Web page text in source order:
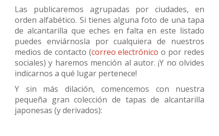
Las publicaremos agrupadas por ciudades, en
orden alfabético. Si tienes alguna foto de una tapa
de alcantarilla que eches en falta en este listado
puedes enviárnosla por cualquiera de nuestros
medios de contacto (correo electrónico o por redes
sociales) y haremos mención al autor. ¡Y no olvides
indicarnos a qué lugar pertenece!
Y sin más dilación, comencemos con nuestra
pequeña gran colección de tapas de alcantarilla
japonesas (y derivados):